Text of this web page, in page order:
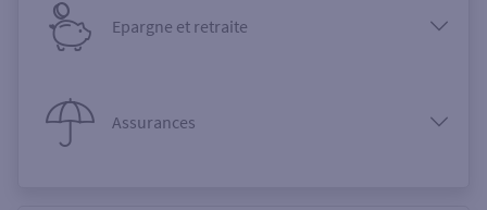
Epargne et retraite
Assurances